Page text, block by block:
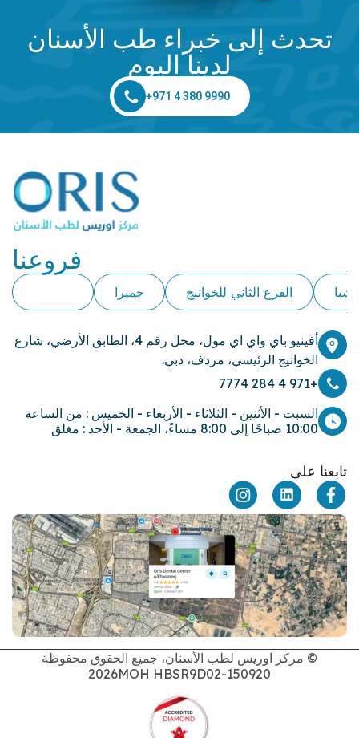
تحدث إلى خبراء طب الأسنان
لدينا اليوم
+971 4 380 9990
فروعنا
جميرا الفرع الثاني للخوانيج
أفينيو باي واي اي مول، محل رقم 4، الطابق الأرضي، شارع
الخوانيج الرئيسي، مردف، دبي.
+971 4 284 7774
السبت - الأثنين - الثلاثاء - الأربعاء - الخميس : من الساعة
10:00 صباحًا إلى 8:00 مساءً، الجمعة - الأحد : مغلق
تابعنا على
© مركز اوريس لطب الأسنان، جميع الحقوق محفوظة
2026MOH HBSR9D02-150920